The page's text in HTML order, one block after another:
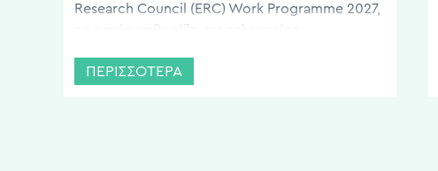
Research Council (ERC) Work Programme 2027,
το οποίο καθορίζει τις τελευταίες
πλαίσιο του Horizon Europe 2021-2027. Το
ΠΕΡΙΣΣΟΤΕΡΑ